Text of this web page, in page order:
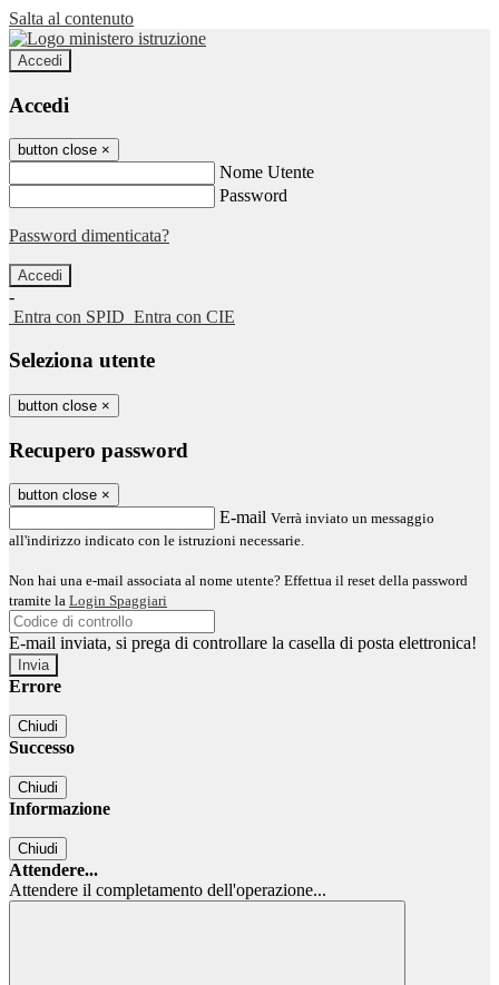
Salta al contenuto
Accedi
Accedi
button close ×
Nome Utente
Password
Password dimenticata?
-
Entra con SPID Entra con CIE
Seleziona utente
button close ×
Recupero password
button close ×
E-mail Verrà inviato un messaggio
all'indirizzo indicato con le istruzioni necessarie.
Non hai una e-mail associata al nome utente? Effettua il reset della password
tramite la Login Spaggiari
E-mail inviata, si prega di controllare la casella di posta elettronica!
Errore
Chiudi
Successo
Chiudi
Informazione
Chiudi
Attendere...
Attendere il completamento dell'operazione...